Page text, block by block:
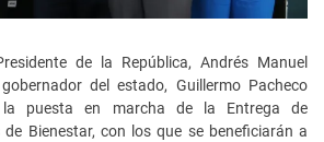
de la República, Andrés Manuel
del estado, Guillermo Pacheco
la puesta en marcha de la Entrega de
Bienestar, con los que se beneficiarán a